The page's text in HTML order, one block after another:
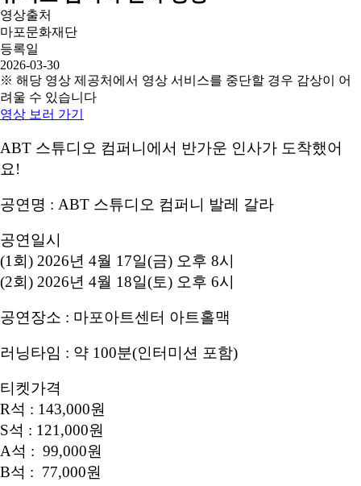
영상출처
마포문화재단
등록일
2026-03-30
※ 해당 영상 제공처에서 영상 서비스를 중단할 경우 감상이 어
려울 수 있습니다
영상 보러 가기
ABT 스튜디오 컴퍼니에서 반가운 인사가 도착했어
요!
공연명 : ABT 스튜디오 컴퍼니 발레 갈라
공연일시
(1회) 2026년 4월 17일(금) 오후 8시
(2회) 2026년 4월 18일(토) 오후 6시
공연장소 : 마포아트센터 아트홀맥
러닝타임 : 약 100분(인터미션 포함)
티켓가격
R석 : 143,000원
S석 : 121,000원
A석 : 99,000원
B석 : 77,000원